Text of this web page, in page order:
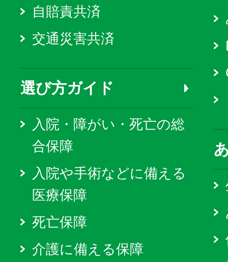
自賠責共済
交通災害共済
選び方ガイド
入院・障がい・死亡の総
合保障
入院や手術などに備える
医療保障
死亡保障
介護に備える保障